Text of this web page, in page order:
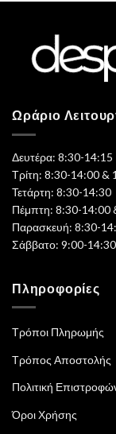
Ωράριο
Δευτέρα: 8:30-14:15
Τρίτη: 8:30-14:00 &
Τετάρτη: 8:30-14:30
Πέμπτη: 8:30-14:00
Παρασκευή: 8:30-
Σάββατο: 9:00-14:30
Πληροφορίες
Τρόποι Πληρωμής
Τρόπος Αποστολής
Πολιτική
Όροι Χρήσης